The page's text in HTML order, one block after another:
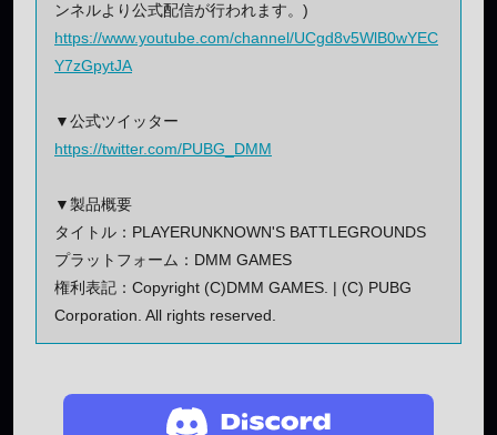
ンネルより公式配信が行われます。)
https://www.youtube.com/channel/UCgd8v5WlB0wYEC
Y7zGpytJA
▼公式ツイッター
https://twitter.com/PUBG_DMM
▼製品概要
タイトル：PLAYERUNKNOWN'S BATTLEGROUNDS
プラットフォーム：DMM GAMES
権利表記：Copyright (C)DMM GAMES. | (C) PUBG
Corporation. All rights reserved.